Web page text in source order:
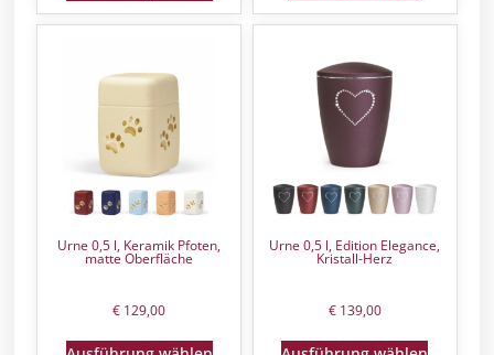
Urne 0,5 l, Keramik Pfoten,
matte Oberfläche
€ 129,00
Urne 0,5 l, Edition Elegance,
Kristall-Herz
€139,00